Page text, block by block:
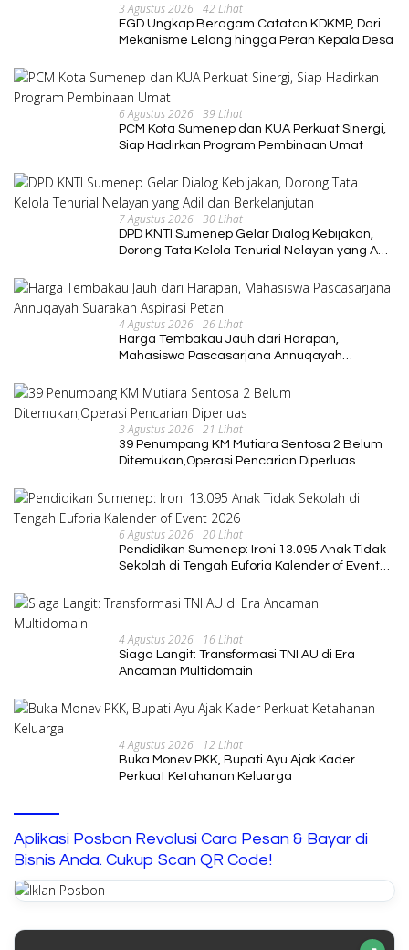
3 Agustus 2026 42 Lihat
FGD Ungkap Beragam Catatan KDKMP, Dari
Mekanisme Lelang hingga Peran Kepala Desa
6 Agustus 2026 39 Lihat
PCM Kota Sumenep dan KUA Perkuat Sinergi,
Siap Hadirkan Program Pembinaan Umat
7 Agustus 2026 30 Lihat
DPD KNTI Sumenep Gelar Dialog Kebijakan,
Dorong Tata Kelola Tenurial Nelayan yang Adil
4 Agustus 2026 26 Lihat
Harga Tembakau Jauh dari Harapan,
Mahasiswa Pascasarjana Annuqayah
3 Agustus 2026 21 Lihat
39 Penumpang KM Mutiara Sentosa 2 Belum
Ditemukan,Operasi Pencarian Diperluas
6 Agustus 2026 20 Lihat
Pendidikan Sumenep: Ironi 13.095 Anak Tidak
Sekolah di Tengah Euforia Kalender of Event
4 Agustus 2026 16 Lihat
Siaga Langit: Transformasi TNI AU di Era
Ancaman Multidomain
4 Agustus 2026 12 Lihat
Buka Monev PKK, Bupati Ayu Ajak Kader
Perkuat Ketahanan Keluarga
Aplikasi Posbon Revolusi Cara Pesan & Bayar di
Bisnis Anda. Cukup Scan QR Code!